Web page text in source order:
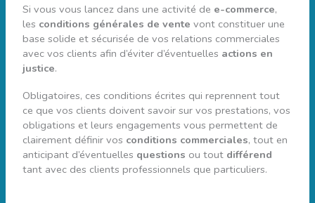
Si vous vous lancez dans une activité de e-commerce,
les conditions générales de vente vont constituer une
base solide et sécurisée de vos relations commerciales
avec vos clients afin d’éviter d’éventuelles actions en
justice.
Obligatoires, ces conditions écrites qui reprennent tout
ce que vos clients doivent savoir sur vos prestations, vos
obligations et leurs engagements vous permettent de
clairement définir vos conditions commerciales, tout en
anticipant d’éventuelles questions ou tout différend
tant avec des clients professionnels que particuliers.